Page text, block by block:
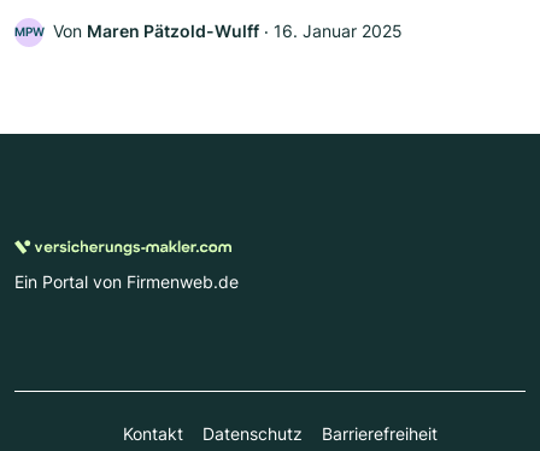
MPW Von Maren Pätzold-Wulff ‧ 16. Januar 2025
Ein Portal von Firmenweb.de
Kontakt Datenschutz Barrierefreiheit